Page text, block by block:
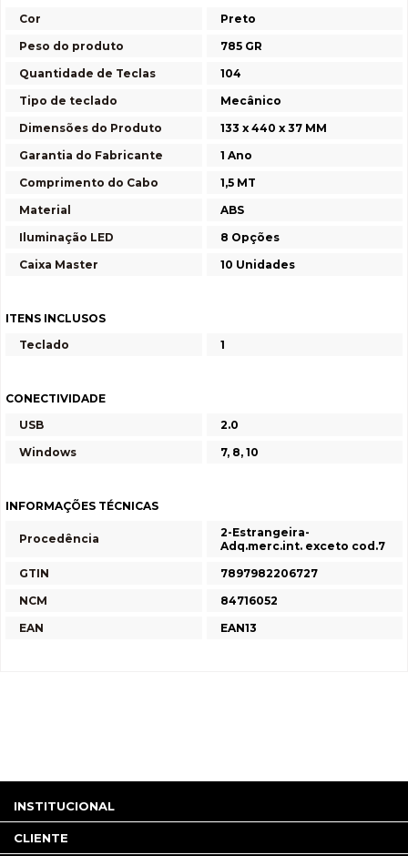
Cor
Preto
Peso do produto
785 GR
Quantidade de Teclas
104
Tipo de teclado
Mecânico
Dimensões do Produto
133 x 440 x 37 MM
Garantia do Fabricante
1 Ano
Comprimento do Cabo
1,5 MT
Material
ABS
Iluminação LED
8 Opções
Caixa Master
10 Unidades
ITENS INCLUSOS
Teclado
1
CONECTIVIDADE
USB
2.0
Windows
7, 8, 10
INFORMAÇÕES TÉCNICAS
Procedência
2-Estrangeira-
Adq.merc.int. exceto cod.7
GTIN
7897982206727
NCM
84716052
EAN
EAN13
INSTITUCIONAL
CLIENTE